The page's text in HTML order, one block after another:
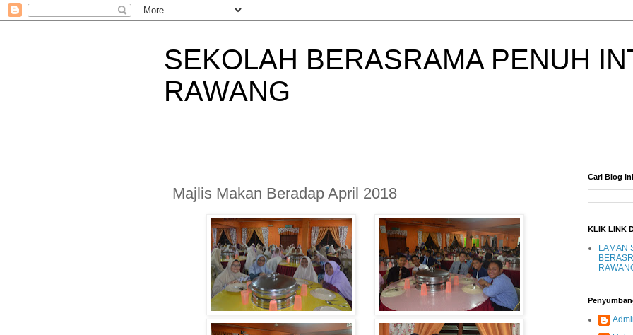
SEKOLAH BERASRAMA PENUH
RAWANG
Majlis Makan Beradap April 2018
Cari Blog Ini
KLIK LINK
LAMAN